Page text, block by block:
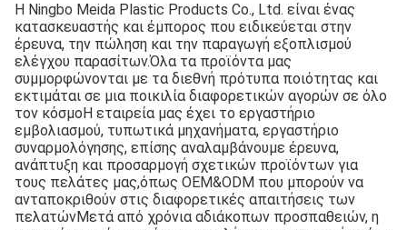
Η Ningbo Meida Plastic Products Co., Ltd. είναι ένας
κατασκευαστής και έμπορος που ειδικεύεται στην
έρευνα, την πώληση και την παραγωγή εξοπλισμού
ελέγχου παρασίτων.Όλα τα προϊόντα μας
συμμορφώνονται με τα διεθνή πρότυπα ποιότητας και
εκτιμάται σε μια ποικιλία διαφορετικών αγορών σε όλο
τον κόσμοΗ εταιρεία μας έχει το εργαστήριο
εμβολιασμού, τυπωτικά μηχανήματα, εργαστήριο
συναρμολόγησης, επίσης αναλαμβάνουμε έρευνα,
ανάπτυξη και προσαρμογή σχετικών προϊόντων για
τους πελάτες μας,όπως OEM&ODM που μπορούν να
ανταποκριθούν στις διαφορετικές απαιτήσεις των
πελατώνΜετά από χρόνια αδιάκοπων προσπαθειών, η